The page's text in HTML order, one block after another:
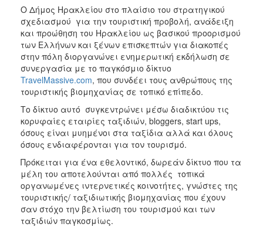
2011
2010
2006
ΤΟΠΟΣ
ΠΟΛΙΤΙΣΜΟΣ
ΑΝΘΕΚΤΙΚΗ
ΠΟΛΗ
Ο Δήμος Ηρακλείου στο πλαίσιο του στρατηγικού
σχεδιασμού για την τουριστική προβολή, ανάδειξη
και προώθηση του Ηρακλείου ως βασικού προορισμού
των Ελλήνων και ξένων επισκεπτών για διακοπές
στην πόλη διοργανώνει ενημερωτική εκδήλωση σε
συνεργασία με το παγκόσμιο δίκτυο
TravelMassive.com, που συνδέει τους ανθρώπους της
τουριστικής βιομηχανίας σε τοπικό επίπεδο.
Το δίκτυο αυτό συγκεντρώνει μέσω διαδικτύου τις
κορυφαίες εταιρίες ταξιδιών, bloggers, start ups,
όσους είναι μυημένοι στα ταξίδια αλλά και όλους
όσους ενδιαφέρονται για τον τουρισμό.
Πρόκειται για ένα εθελοντικό, δωρεάν δίκτυο που τα
μέλη του αποτελούνται από πολλές τοπικά
οργανωμένες ιντερνετικές κοινοτήτες, γνώστες της
τουριστικής/ ταξιδιωτικής βιομηχανίας που έχουν
σαν στόχο την βελτίωση του τουρισμού και των
ταξιδιών παγκοσμίως.